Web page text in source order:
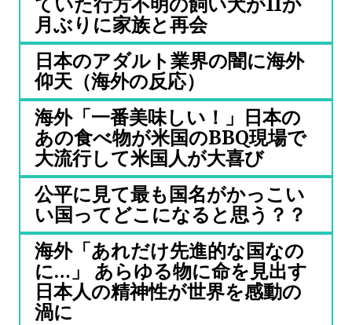
月ぶりに家族と再会
日本のアダルト業界の闇に海外
仰天（海外の反応）
海外「一番美味しい！」日本の
あの食べ物が米国のBBQ現場で
大流行して米国人が大喜び
公平に見て最も国名がかっこい
い国ってどこになると思う？？
海外「あれだけ先進的な国なの
に…」 あらゆる物に命を見出す
日本人の精神性が世界を感動の
渦に